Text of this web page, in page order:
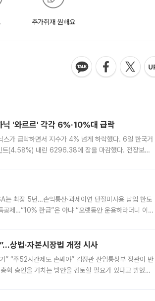
추가취재 원해요
'와르르' 각각 6%·10%대 급락
가 급락하면서 지수가 4% 넘게 하락했다. 6일 한국거
트(4.58%) 내린 6296.38에 장을 마감했다. 전장보다
는 최장 5년…손익통산·과세이연 단절미사용 납입 한도
제…“10% 환급”은 아냐 “오랫동안 운용하라더니 이제
상법·자본시장법 개정 시사
” “주52시간제도 손봐야” 김정관 산업통상부 장관이 반
회 승인을 거치는 방안을 검토할 필요가 있다고 밝혔다.